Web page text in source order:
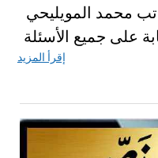
محمد المويليحي
على جميع الأسئلة
إقرأ المزيد